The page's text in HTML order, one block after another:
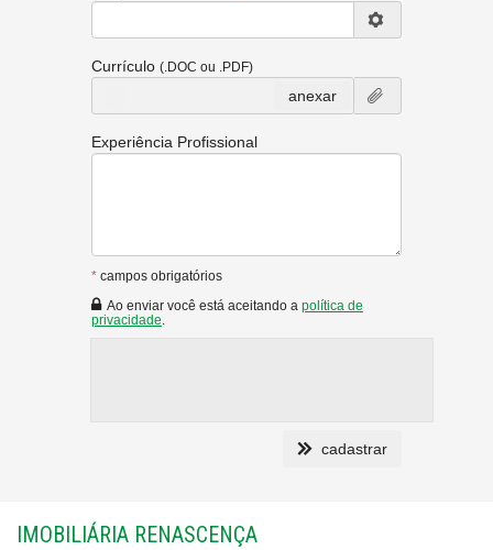
Currículo (.DOC ou .PDF)
anexar
Experiência Profissional
* campos obrigatórios
Ao enviar você está aceitando a política de
privacidade
cadastrar
IMOBILIÁRIA RENASCENÇA